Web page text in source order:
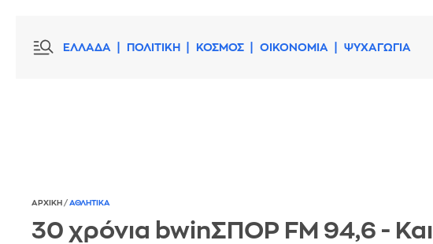
ΕΛΛΑΔΑ ΠΟΛΙΤΙΚΗ ΚΟΣΜΟΣ ΟΙΚΟΝΟΜΙΑ ΨΥΧΑΓΩΓΙΑ
ΑΡΧΙΚΗ / ΑΘΛΗΤΙΚΑ
30 χρόνια bwinΣΠΟΡ FM 94,6 - Και